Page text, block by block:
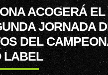
ACOGERÁ
JORNADA
DEL
LABEL